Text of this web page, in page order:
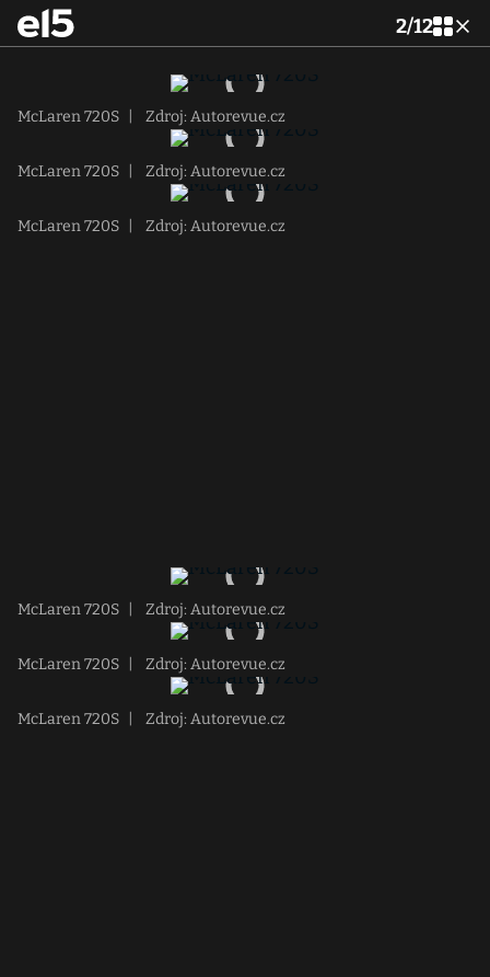
2/12
McLaren 720S Zdroj: Autorevue.cz
McLaren 720S Zdroj: Autorevue.cz
McLaren 720S Zdroj: Autorevue.cz
McLaren 720S Zdroj: Autorevue.cz
McLaren 720S Zdroj: Autorevue.cz
McLaren 720S Zdroj: Autorevue.cz